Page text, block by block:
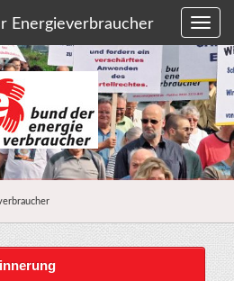
Energieverbraucher